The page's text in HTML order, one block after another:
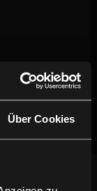
Über Cookies